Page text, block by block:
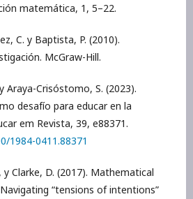
matemática, 1, 5–22.
C. y Baptista, P. (2010).
McGraw-Hill.
Araya-Crisóstomo, S. (2023).
desafío para educar en la
em Revista, 39, e88371.
1984-0411.88371
y Clarke, D. (2017). Mathematical
“tensions of intentions”